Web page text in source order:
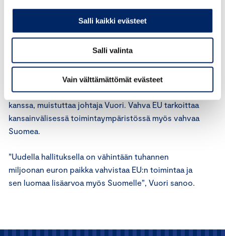
Salli kaikki evästeet
Salli valinta
Vain välttämättömät evästeet
puolustuksessa kuin maahanmuutossa on tärkeää
Yksin emme pärjäisi pakolaistulvissa emmekä
kauppakiistoissa Kiinan, Venäjän tai vaikkapa USA:n
kanssa, muistuttaa johtaja Vuori. Vahva EU tarkoittaa
kansainvälisessä toimintaympäristössä myös vahvaa
Suomea.
”Uudella hallituksella on vähintään tuhannen
miljoonan euron paikka vahvistaa EU:n toimintaa ja
sen luomaa lisäarvoa myös Suomelle”, Vuori sanoo.